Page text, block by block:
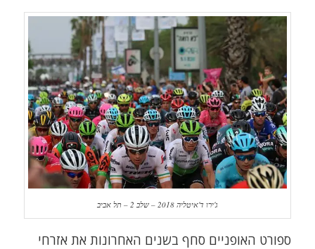
ג'ירו ד'איטליה 2018 – שלב 2 – תל אביב
ספורט האופניים סחף בשנים האחרונות את אזרחי